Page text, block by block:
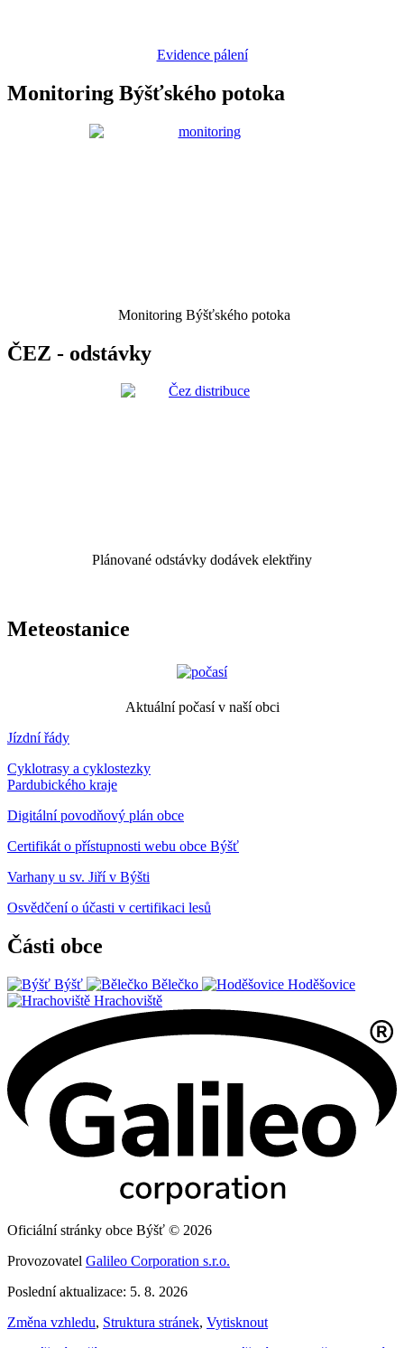
Evidence pálení
Monitoring Býšťského potoka
Monitoring Býšťského potoka
ČEZ - odstávky
Plánované odstávky dodávek elektřiny
Meteostanice
Aktuální počasí v naší obci
Jízdní řády
Cyklotrasy a cyklostezky
Pardubického kraje
Digitální povodňový plán obce
Certifikát o přístupnosti webu obce Býšť
Varhany u sv. Jiří v Býšti
Osvědčení o účasti v certifikaci lesů
Části obce
Býšť Bělečko
Hoděšovice
Hrachoviště
Oficiální stránky obce Býšť © 2026
Provozovatel Galileo Corporation s.r.o.
Poslední aktualizace: 5. 8. 2026
Změna vzhledu, Struktura stránek, Vytisknout